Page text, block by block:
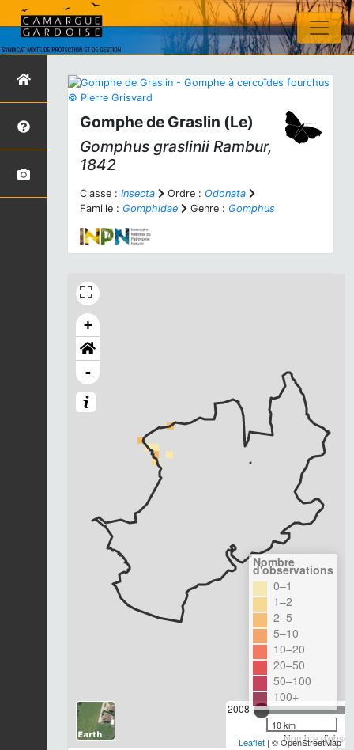
Gomphe de Graslin (Le)
Gomphus graslinii Rambur,
1842
Classe : Insecta Ordre : Odonata
Famille : Gomphidae Genre : Gomphus
+
-
2008
Nombre
Nombre
d'observations
0–1
1–2
2–5
5–10
10–20
20–50
50–100
100+
10 km
Leaflet | © OpenStreetMap